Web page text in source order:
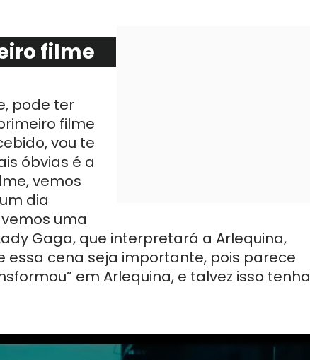
filme
pode ter
filme
vou te
óbvias é a
vemos
dia
uma
Gaga, que interpretará a Arlequina,
essa cena seja importante, pois parece
em Arlequina, e talvez isso tenha